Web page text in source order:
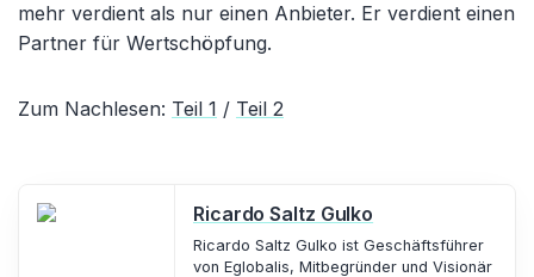
mehr verdient als nur einen Anbieter. Er verdient einen
Partner für Wertschöpfung.
Zum Nachlesen: Teil 1 / Teil 2
Ricardo Saltz Gulko
Ricardo Saltz Gulko ist Geschäftsführer
von Eglobalis, Mitbegründer und Visionär